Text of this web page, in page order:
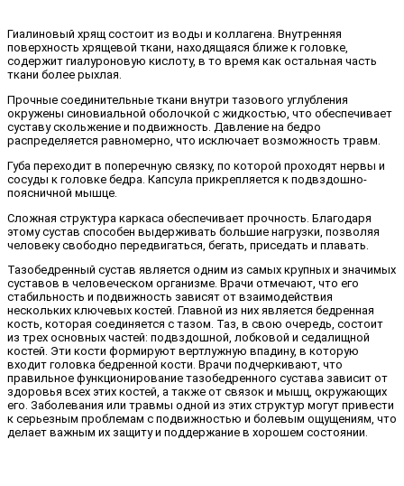
Гиалиновый хрящ состоит из воды и коллагена. Внутренняя
поверхность хрящевой ткани, находящаяся ближе к головке,
содержит гиалуроновую кислоту, в то время как остальная часть
ткани более рыхлая.
Прочные соединительные ткани внутри тазового углубления
окружены синовиальной оболочкой с жидкостью, что обеспечивает
суставу скольжение и подвижность. Давление на бедро
распределяется равномерно, что исключает возможность травм.
Губа переходит в поперечную связку, по которой проходят нервы и
сосуды к головке бедра. Капсула прикрепляется к подвздошно-
поясничной мышце.
Сложная структура каркаса обеспечивает прочность. Благодаря
этому сустав способен выдерживать большие нагрузки, позволяя
человеку свободно передвигаться, бегать, приседать и плавать.
Тазобедренный сустав является одним из самых крупных и значимых
суставов в человеческом организме. Врачи отмечают, что его
стабильность и подвижность зависят от взаимодействия
нескольких ключевых костей. Главной из них является бедренная
кость, которая соединяется с тазом. Таз, в свою очередь, состоит
из трех основных частей: подвздошной, лобковой и седалищной
костей. Эти кости формируют вертлужную впадину, в которую
входит головка бедренной кости. Врачи подчеркивают, что
правильное функционирование тазобедренного сустава зависит от
здоровья всех этих костей, а также от связок и мышц, окружающих
его. Заболевания или травмы одной из этих структур могут привести
к серьезным проблемам с подвижностью и болевым ощущениям, что
делает важным их защиту и поддержание в хорошем состоянии.